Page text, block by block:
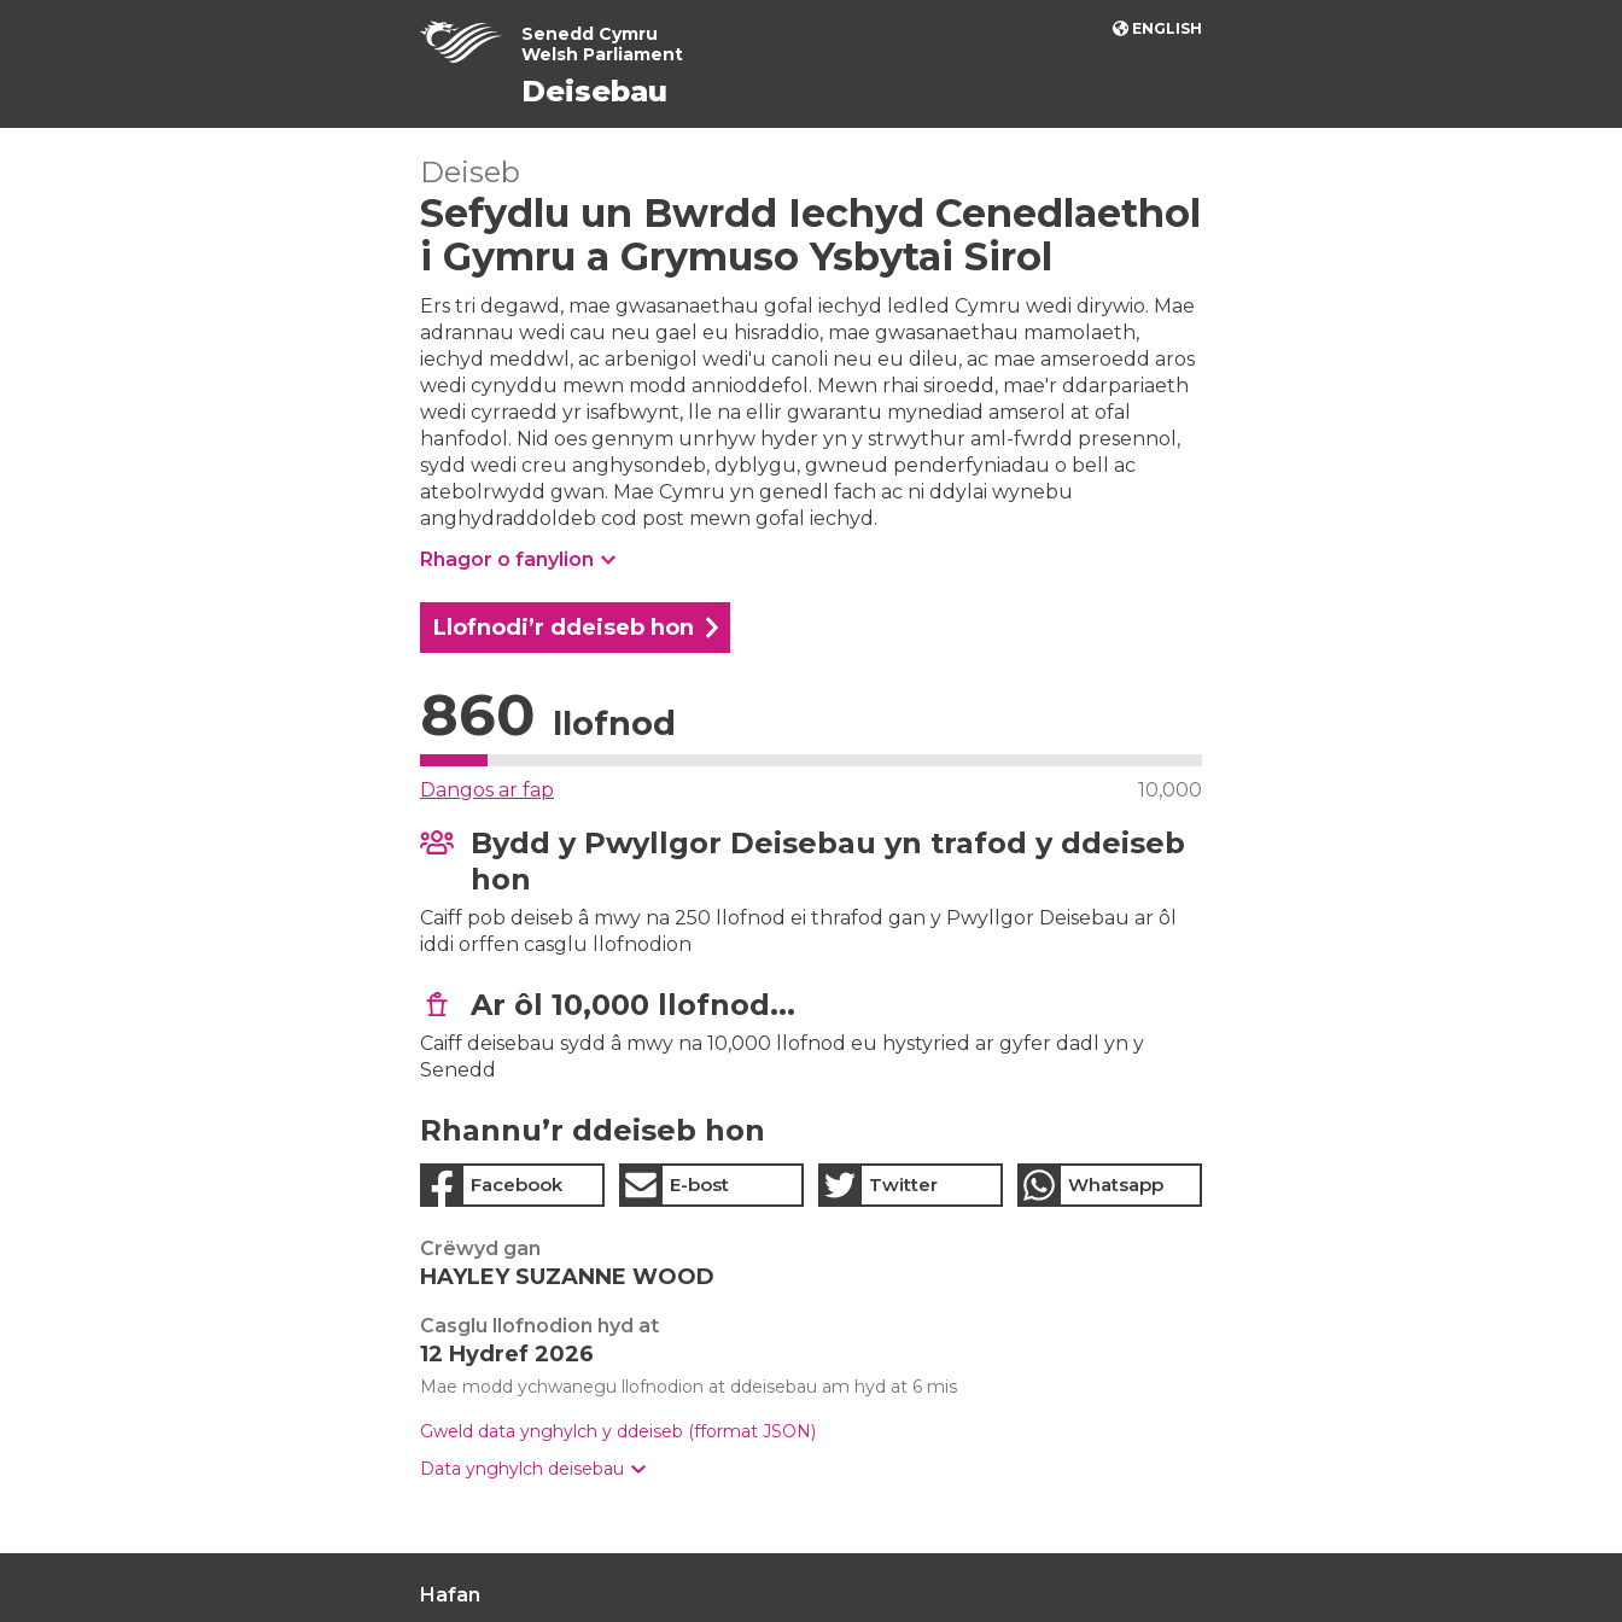
ENGLISH
Senedd Cymru
Welsh Parliament
Deisebau
Deiseb
Sefydlu un Bwrdd Iechyd Cenedlaethol
i Gymru a Grymuso Ysbytai Sirol
Ers tri degawd, mae gwasanaethau gofal iechyd ledled Cymru wedi dirywio. Mae
adrannau wedi cau neu gael eu hisraddio, mae gwasanaethau mamolaeth,
iechyd meddwl, ac arbenigol wedi'u canoli neu eu dileu, ac mae amseroedd aros
wedi cynyddu mewn modd annioddefol. Mewn rhai siroedd, mae'r ddarpariaeth
wedi cyrraedd yr isafbwynt, lle na ellir gwarantu mynediad amserol at ofal
hanfodol. Nid oes gennym unrhyw hyder yn y strwythur aml-fwrdd presennol,
sydd wedi creu anghysondeb, dyblygu, gwneud penderfyniadau o bell ac
atebolrwydd gwan. Mae Cymru yn genedl fach ac ni ddylai wynebu
anghydraddoldeb cod post mewn gofal iechyd.
Rhagor o fanylion
Llofnodi’r ddeiseb hon
860 llofnod
Dangos ar fap 10,000
Bydd y Pwyllgor Deisebau yn trafod y ddeiseb
hon
Caiff pob deiseb â mwy na 250 llofnod ei thrafod gan y Pwyllgor Deisebau ar ôl
iddi orffen casglu llofnodion
Ar ôl 10,000 llofnod...
Caiff deisebau sydd â mwy na 10,000 llofnod eu hystyried ar gyfer dadl yn y
Senedd
Rhannu’r ddeiseb hon
Facebook E-bost Twitter Whatsapp
Crëwyd gan
HAYLEY SUZANNE WOOD
Casglu llofnodion hyd at
12 Hydref 2026
Mae modd ychwanegu llofnodion at ddeisebau am hyd at 6 mis
Gweld data ynghylch y ddeiseb (fformat JSON)
Data ynghylch deisebau
Hafan